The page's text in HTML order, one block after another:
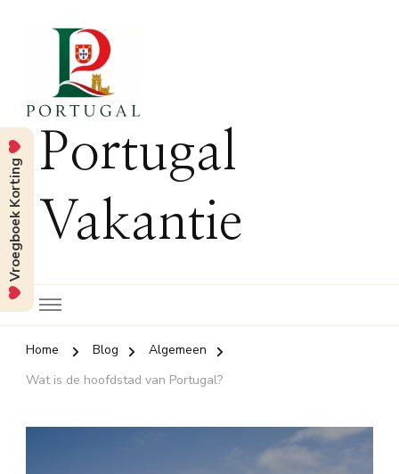
Portugal
Vakantie
Home Blog
Algemeen
Wat is de hoofdstad van Portugal?
Vroegboek Korting